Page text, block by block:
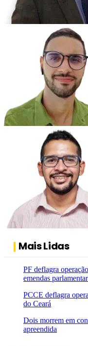
Mais Lidas
PF deflagra
emendas
PCCE deflagra
do Ceará
Dois morrem em
apreendida